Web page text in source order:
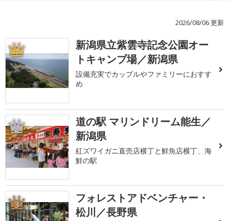
2026/08/06 更新
1
新潟県立紫雲寺記念公園オー
トキャンプ場／新潟県
設備充実でカップルやファミリーにおすす
め
2
道の駅 マリンドリーム能生／
新潟県
紅ズワイガニ直売店横丁と鮮魚店横丁、海
鮮の駅
3
フォレストアドベンチャー・
松川／長野県